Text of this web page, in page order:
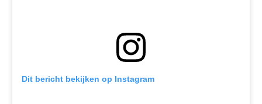
Dit bericht bekijken op Instagram